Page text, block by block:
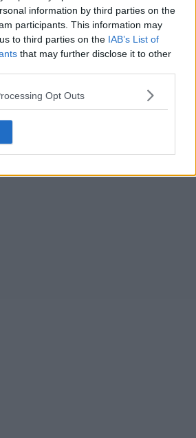
information by third parties on the
participants. This information may
to third parties on the IAB’s List of
that may further disclose it to other
Opt Outs